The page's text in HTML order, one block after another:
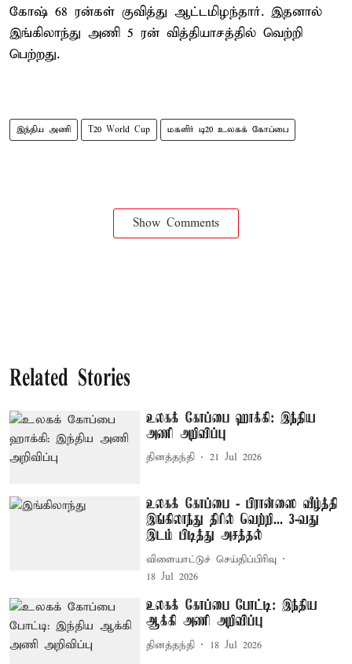
கோஷ் 68 ரன்கள் குவித்து ஆட்டமிழந்தார். இதனால்
இங்கிலாந்து அணி 5 ரன் வித்தியாசத்தில் வெற்றி
பெற்றது.
இந்திய அணி T20 World Cup மகளிர் டி20 உலகக் கோப்பை
Show Comments
Related Stories
உலகக் கோப்பை ஹாக்கி: இந்திய
அணி அறிவிப்பு
தினத்தந்தி 21 Jul 2026
உலகக் கோப்பை - பிரான்ஸை வீழ்த்தி
இங்கிலாந்து திரில் வெற்றி... 3-வது
இடம் பிடித்து அசத்தல்
விளையாட்டுச் செய்திப்பிரிவு
18 Jul 2026
உலகக் கோப்பை போட்டி: இந்திய
ஆக்கி அணி அறிவிப்பு
தினத்தந்தி 18 Jul 2026